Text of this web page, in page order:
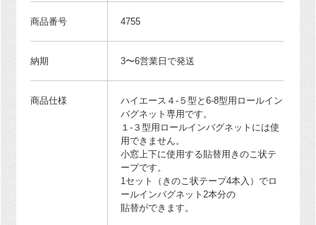
商品番号 4755
納期 3〜6営業日で発送
商品仕様
ハイエース４-５型と6-8型用ロールイン
バグネット専用です。
１-３型用ロールインバグネットには使
用できません。
小窓上下に使用する貼替用きのこ状テ
ープです。
1セット（きのこ状テープ4本入）でロ
ールインバグネット2本分の
貼替ができます。